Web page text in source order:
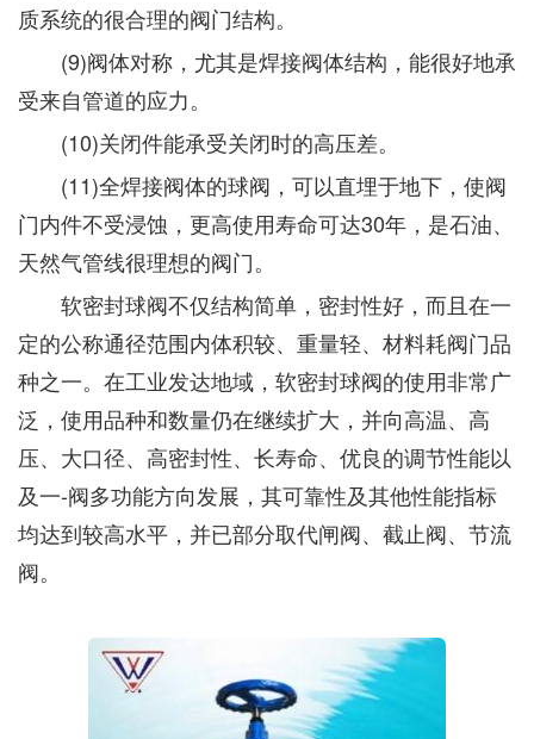
质系统的很合理的阀门结构。
(9)阀体对称，尤其是焊接阀体结构，能很好地承
受来自管道的应力。
(10)关闭件能承受关闭时的高压差。
(11)全焊接阀体的球阀，可以直埋于地下，使阀
门内件不受浸蚀，更高使用寿命可达30年，是石油、
天然气管线很理想的阀门。
软密封球阀不仅结构简单，密封性好，而且在一
定的公称通径范围内体积较、重量轻、材料耗阀门品
种之一。在工业发达地域，软密封球阀的使用非常广
泛，使用品种和数量仍在继续扩大，并向高温、高
压、大口径、高密封性、长寿命、优良的调节性能以
及一-阀多功能方向发展，其可靠性及其他性能指标
均达到较高水平，并已部分取代闸阀、截止阀、节流
阀。